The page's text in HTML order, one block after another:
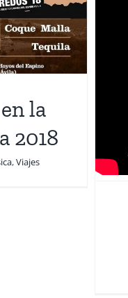
la
2018
,Viajes